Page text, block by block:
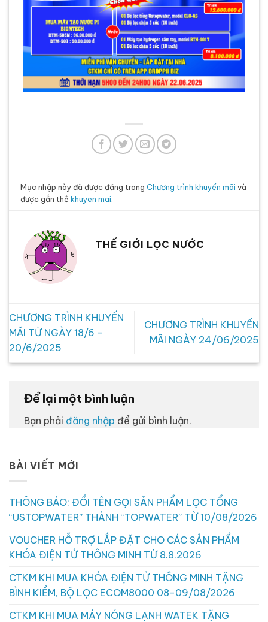
Mục nhập này đã được đăng trongChương trình khuyến mãi và
được gắn thẻkhuyen mai
THẾ GIỚI LỌC NƯỚC
CHƯƠNG TRÌNH KHUYẾN
MÃI TỪ NGÀY 18/6 –
20/6/2025
CHƯƠNG TRÌNH KHUYẾN
MÃI NGÀY 24/06/2025
Để lại một bình luận
Bạn phải đăng nhập để gửi bình luận.
BÀI VIẾT MỚI
THÔNG BÁO: ĐỔI TÊN GỌI SẢN PHẨM LỌC TỔNG
“USTOPWATER” THÀNH “TOPWATER” TỪ 10/08/2026
VOUCHER HỖ TRỢ LẮP ĐẶT CHO CÁC SẢN PHẨM
KHÓA ĐIỆN TỬ THÔNG MINH TỪ 8.8.2026
CTKM KHI MUA KHÓA ĐIỆN TỬ THÔNG MINH TẶNG
BÌNH KIỀM, BỘ LỌC ECOM8000 08-09/08/2026
CTKM KHI MUA MÁY NÓNG LẠNH WATEK TẶNG